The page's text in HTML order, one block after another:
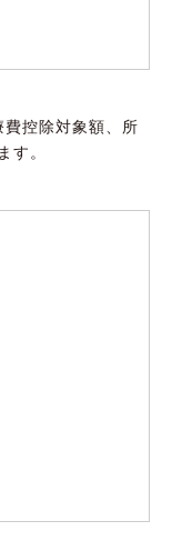
控除対象額、所
す。